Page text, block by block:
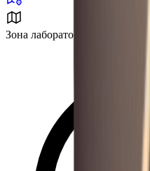
Зона лаборатории № 37